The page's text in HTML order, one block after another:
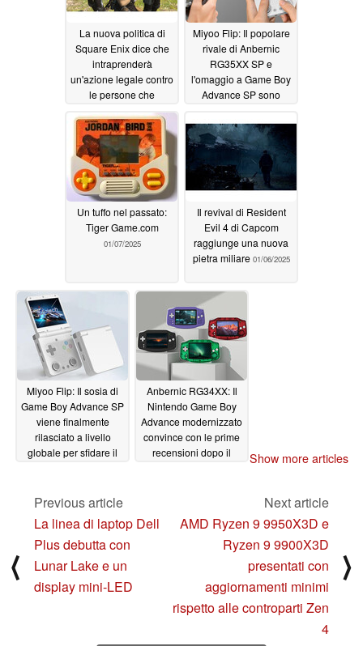
La nuova politica di
Square Enix dice che
intraprenderà
un'azione legale contro
le persone che
molestano i suoi
dipendenti01/10/2025
Miyoo Flip: Il popolare
rivale di Anbernic
RG35XX SP e
l'omaggio a Game Boy
Advance SP sono
aver esaurito il primo
lotto01/09/2025
Un tuffo nel passato:
Tiger Game.com
01/07/2025
Il revival di Resident
Evil 4 di Capcom
raggiunge una nuova
pietra miliare 01/06/2025
Miyoo Flip: Il sosia di
Game Boy Advance SP
viene finalmente
rilasciato a livello
globale per sfidare il
Anbernic RG34XX: Il
Nintendo Game Boy
Advance modernizzato
convince con le prime
recensioni dopo il
Show more articles
⟨
Previous article
La linea di laptop Dell
Plus debutta con
Lunar Lake e un
display mini-LED
Next article
AMD Ryzen 9 9950X3D e
Ryzen 9 9900X3D
presentati con
aggiornamenti minimi
rispetto alle controparti Zen
4
⟩